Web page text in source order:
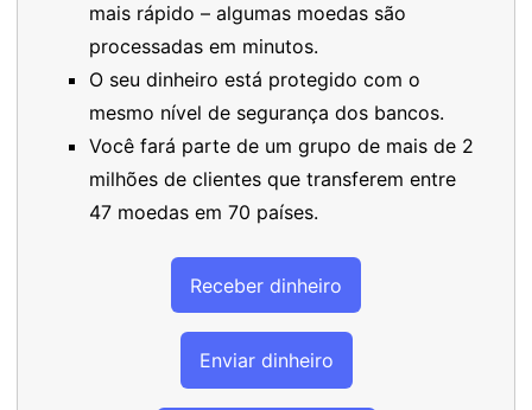
mais rápido – algumas moedas são
processadas em minutos.
O seu dinheiro está protegido com o
mesmo nível de segurança dos bancos.
Você fará parte de um grupo de mais de 2
milhões de clientes que transferem entre
47 moedas em 70 países.
Receber dinheiro
Enviar dinheiro